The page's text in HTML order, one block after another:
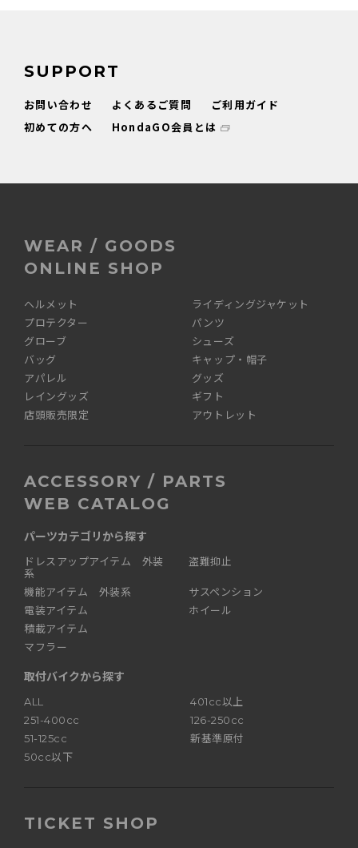
SUPPORT
お問い合わせ よくあるご質問
ご利用ガイド
初めての方へ
HondaGO会員とは
WEAR / GOODS
ONLINE SHOP
ヘルメット
ライディングジャケット
プロテクター
パンツ
グローブ
シューズ
バッグ
キャップ・帽子
アパレル
グッズ
レイングッズ
ギフト
店頭販売限定
アウトレット
ACCESSORY / PARTS
WEB CATALOG
パーツカテゴリから探す
ドレスアップアイテム 外装
系
機能アイテム 外装系
電装アイテム
積載アイテム
マフラー
盗難抑止
サスペンション
ホイール
取付バイクから探す
ALL
401cc以上
251-400cc
126-250cc
51-125cc
新基準原付
50cc以下
TICKET SHOP